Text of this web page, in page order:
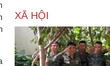
XÃ HỘI